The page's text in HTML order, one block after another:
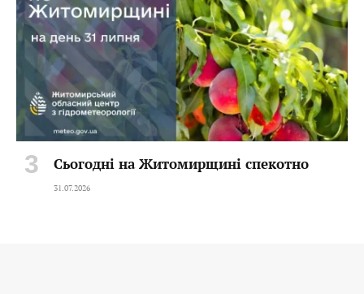
Сьогодні на Житомирщині спекотно
31.07.2026